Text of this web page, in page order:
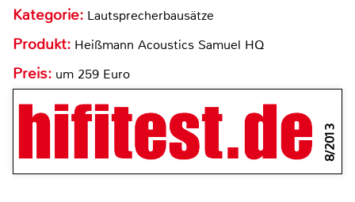
Kategorie: Lautsprecherbausätze
Produkt: Heißmann Acoustics Samuel HQ
Preis: um 259 Euro
8/2013